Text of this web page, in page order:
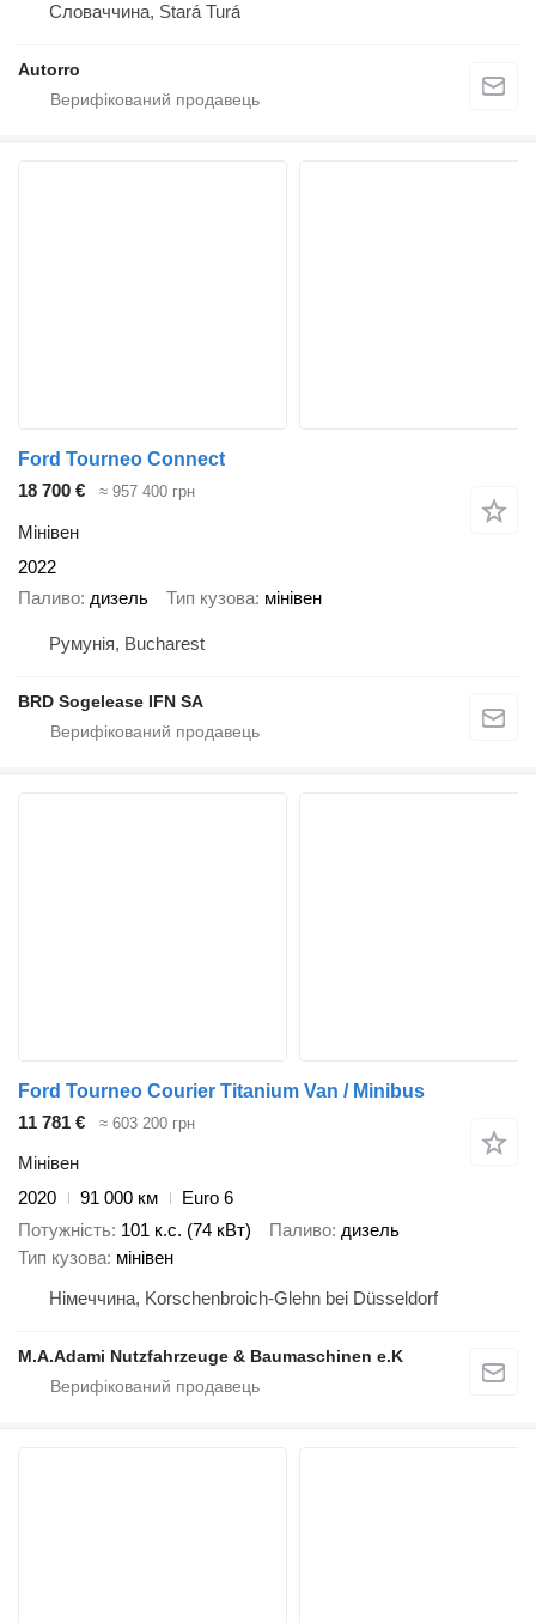
Словаччина, Stará Turá
Autorro
Ford Tourneo Connect
18 700 €
≈ 957 400 грн
Мінівен
2022
Паливо дизель Тип кузова мінівен
Румунія, Bucharest
BRD Sogelease IFN SA
Ford Tourneo Courier Titanium Van / Minibus
11 781 €
≈ 603 200 грн
Мінівен
2020
91 000 км
Euro 6
Потужність 101 к.с. (74 кВт) Паливо дизель
Тип кузова мінівен
Німеччина, Korschenbroich-Glehn bei Düsseldorf
M.A.Adami Nutzfahrzeuge & Baumaschinen e.K